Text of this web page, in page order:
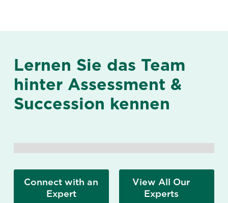
Lernen Sie das Team
hinter Assessment &
Succession kennen
Connect with an
Expert
View All Our
Experts